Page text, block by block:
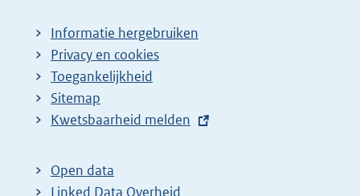
Informatie hergebruiken
Privacy en cookies
Toegankelijkheid
Sitemap
E
t
e
Kwetsbaarheid melden
Open data
Linked Data Overheid